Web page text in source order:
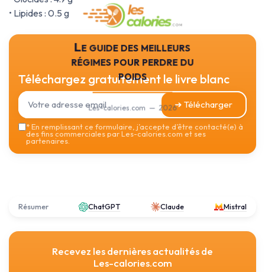
• Lipides : 0.5 g
Le guide des meilleurs
régimes pour perdre du
poids
Les-calories.com — 2026
Téléchargez gratuitement le livre blanc
➔ Télécharger
*En remplissant ce formulaire, j’accepte d’être contacté(e) à
des fins commerciales par Les-calories.com et ses
partenaires.
Résumer ChatGPT Claude Mistral
Recevez les dernières actualités de
Les-calories.com